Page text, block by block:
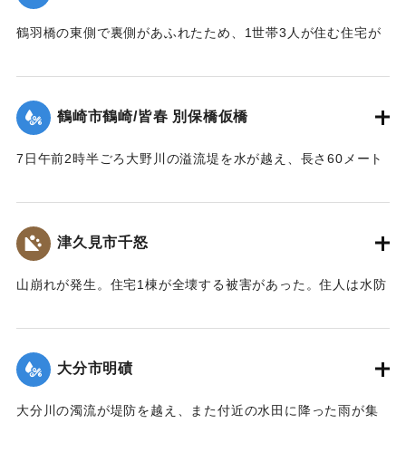
鶴羽橋の東側で裏側があふれたため、1世帯3人が住む住宅が
したところ、40代の男性が手をすべらせ川に流され行方不明
になった。
【出典：大分合同新聞 1957年9月7日夕刊3面】
鶴崎市鶴崎/皆春 別保橋仮橋
7日午前2時半ごろ大野川の溢流堤を水が越え、長さ60メート
｜固有コード:
津久見市千怒
山崩れが発生。住宅1棟が全壊する被害があった。住人は水防
｜固有コード:
大分市明磧
大分川の濁流が堤防を越え、また付近の水田に降った雨が集